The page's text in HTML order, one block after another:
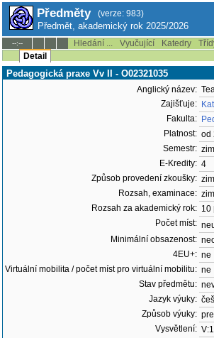
Předměty (verze: 983)
Předmět, akademický rok 2025/2026
--:-- Hledání ... Vyučující Katedry
Detail
Pedagogická praxe Vv II - O02321035
Anglický název:
Zajišťuje:
Fakulta:
Platnost: od
Semestr:
E-Kredity: 4
Způsob provedení zkoušky:
Rozsah, examinace:
Rozsah za akademický rok: 10
Počet míst:
Minimální obsazenost:
4EU+: ne
Virtuální mobilita / počet míst pro virtuální mobilitu: ne
Stav předmětu:
Jazyk výuky:
Způsob výuky:
Vysvětlení: V:1